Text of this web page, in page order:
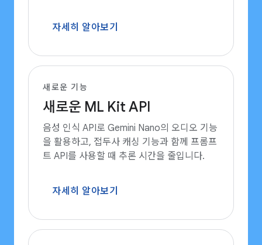
자세히 알아보기
새로운 기능
새로운 ML Kit API
음성 인식 API로 Gemini Nano의 오디오 기능
을 활용하고, 접두사 캐싱 기능과 함께 프롬프
트 API를 사용할 때 추론 시간을 줄입니다.
자세히 알아보기